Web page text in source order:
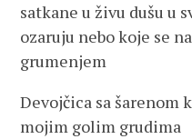
satkane u živu dušu u
ozaruju nebo koje se
grumenjem
Devojčica sa šarenom
mojim golim grudima